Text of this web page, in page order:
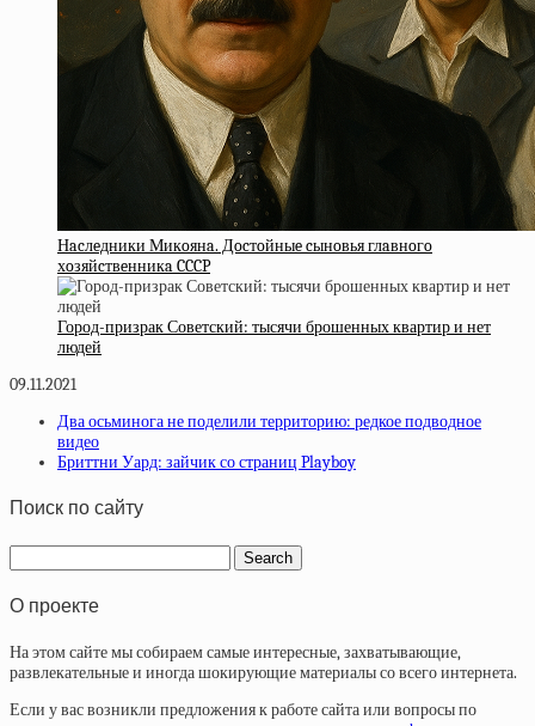
Нacлeдники Микoянa. Дocтoйныe cынoвья глaвнoгo
хoзяйcтвeнникa CCCP
Город-призрак Советский: тысячи брошенных квартир и нет
людей
09.11.2021
Два осьминога не поделили территорию: редкое подводное
видео
Бриттни Уард: зайчик со страниц Playboy
Поиск по сайту
О проекте
На этом сайте мы собираем самые интересные, захватывающие,
развлекательные и иногда шокирующие материалы со всего интернета.
Если у вас возникли предложения к работе сайта или вопросы по